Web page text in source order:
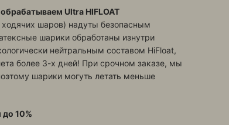
Ultra HIFLOAT
шаров) надуты безопасным
шарики обработаны изнутри
нейтральным составом HiFloat,
более 3-х дней! При срочном заказе, мы
шарики могуть летать меньше
10%